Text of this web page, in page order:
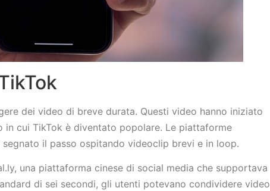
dei video di breve durata. Questi video hanno iniziato
in cui TikTok è diventato popolare. Le piattaforme
il passo ospitando videoclip brevi e in loop.
una piattaforma cinese di social media che supportava
di sei secondi, gli utenti potevano condividere video